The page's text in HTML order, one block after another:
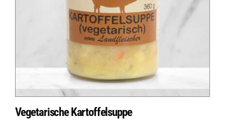
Vegetarische Kartoffelsuppe